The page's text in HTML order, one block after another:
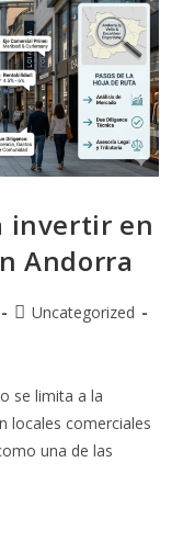
invertir en
Andorra
Uncategorized
se limita a la
locales comerciales
una de las